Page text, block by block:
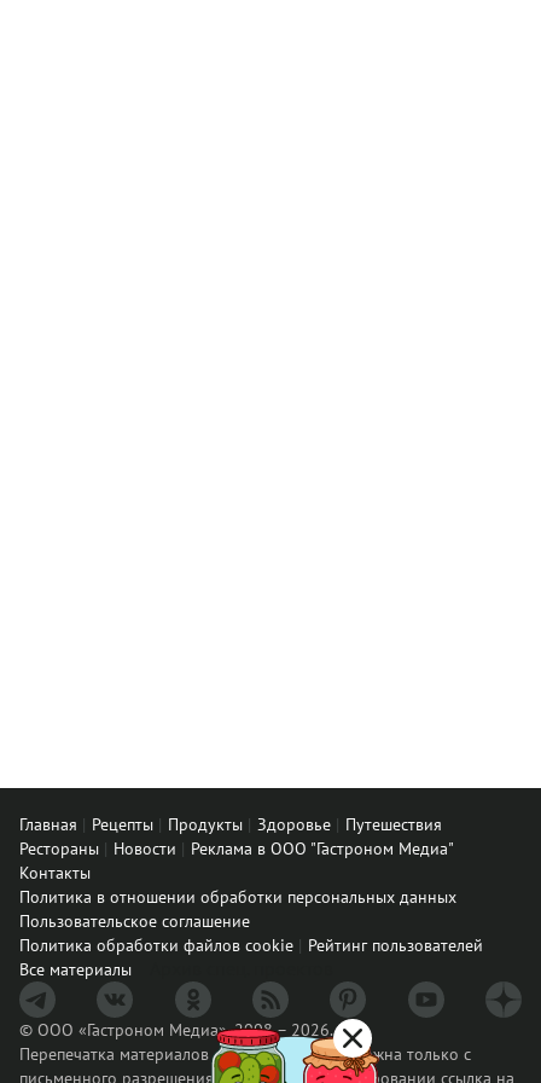
Главная Рецепты Продукты Здоровье
Путешествия
Рестораны
Новости
Реклама в ООО "Гастроном Медиа"
Контакты
Политика в отношении обработки персональных данных
Пользовательское соглашение
Политика обработки файлов cookie
Рейтинг пользователей
Все материалы
© ООО «Гастроном Медиа», 2008 – 2026.
Перепечатка материалов данного сайта возможна только с
письменного разрешения редакции. При цитировании ссылка на